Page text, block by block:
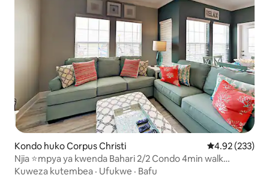
Kondo huko Corpus Christi Ukadiriaji wa
4.92 (233)
Njia ⭐mpya ya kwenda Bahari 2/2 Condo 4min walk
2Beach
Kuweza kutembea · Ufukwe · Bafu